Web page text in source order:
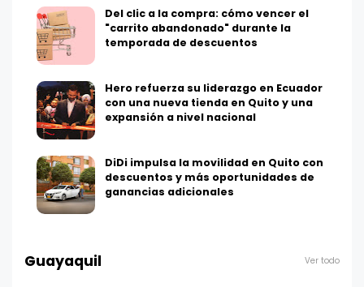
Del clic a la compra: cómo vencer el
"carrito abandonado" durante la
temporada de descuentos
Hero refuerza su liderazgo en Ecuador
con una nueva tienda en Quito y una
expansión a nivel nacional
DiDi impulsa la movilidad en Quito con
descuentos y más oportunidades de
ganancias adicionales
Guayaquil Ver todo